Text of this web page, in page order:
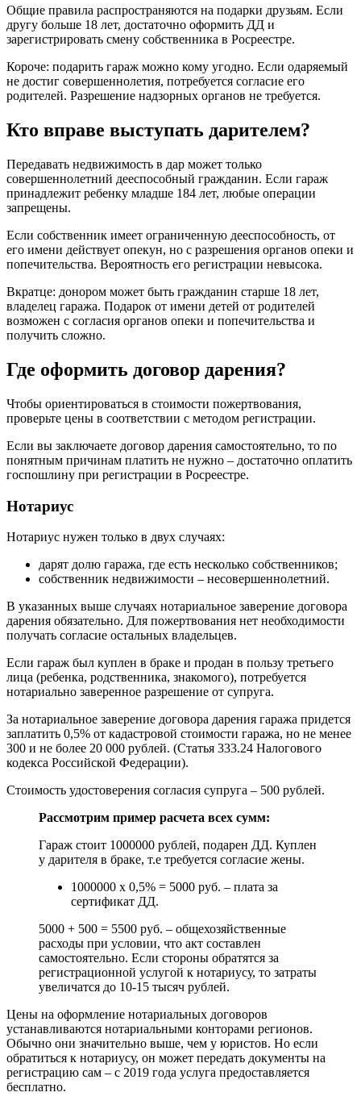
Общие правила распространяются на подарки друзьям. Если
другу больше 18 лет, достаточно оформить ДД и
зарегистрировать смену собственника в Росреестре.
Короче: подарить гараж можно кому угодно. Если одаряемый
не достиг совершеннолетия, потребуется согласие его
родителей. Разрешение надзорных органов не требуется.
Кто вправе выступать дарителем?
Передавать недвижимость в дар может только
совершеннолетний дееспособный гражданин. Если гараж
принадлежит ребенку младше 184 лет, любые операции
запрещены.
Если собственник имеет ограниченную дееспособность, от
его имени действует опекун, но с разрешения органов опеки и
попечительства. Вероятность его регистрации невысока.
Вкратце: донором может быть гражданин старше 18 лет,
владелец гаража. Подарок от имени детей от родителей
возможен с согласия органов опеки и попечительства и
получить сложно.
Где оформить договор дарения?
Чтобы ориентироваться в стоимости пожертвования,
проверьте цены в соответствии с методом регистрации.
Если вы заключаете договор дарения самостоятельно, то по
понятным причинам платить не нужно – достаточно оплатить
госпошлину при регистрации в Росреестре.
Нотариус
Нотариус нужен только в двух случаях:
дарят долю гаража, где есть несколько собственников;
собственник недвижимости – несовершеннолетний.
В указанных выше случаях нотариальное заверение договора
дарения обязательно. Для пожертвования нет необходимости
получать согласие остальных владельцев.
Если гараж был куплен в браке и продан в пользу третьего
лица (ребенка, родственника, знакомого), потребуется
нотариально заверенное разрешение от супруга.
За нотариальное заверение договора дарения гаража придется
заплатить 0,5% от кадастровой стоимости гаража, но не менее
300 и не более 20 000 рублей. (Статья 333.24 Налогового
кодекса Российской Федерации).
Стоимость удостоверения согласия супруга – 500 рублей.
Рассмотрим пример расчета всех сумм:
Гараж стоит 1000000 рублей, подарен ДД. Куплен
у дарителя в браке, т.е требуется согласие жены.
1000000 х 0,5% = 5000 руб. – плата за
сертификат ДД.
5000 + 500 = 5500 руб. – общехозяйственные
расходы при условии, что акт составлен
самостоятельно. Если стороны обратятся за
регистрационной услугой к нотариусу, то затраты
увеличатся до 10-15 тысяч рублей.
Цены на оформление нотариальных договоров
устанавливаются нотариальными конторами регионов.
Обычно они значительно выше, чем у юристов. Но если
обратиться к нотариусу, он может передать документы на
регистрацию сам – с 2019 года услуга предоставляется
бесплатно.